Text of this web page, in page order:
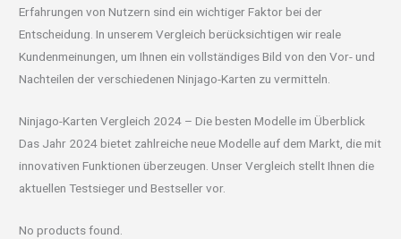
Erfahrungen von Nutzern sind ein wichtiger Faktor bei der
Entscheidung. In unserem Vergleich berücksichtigen wir reale
Kundenmeinungen, um Ihnen ein vollständiges Bild von den Vor- und
Nachteilen der verschiedenen Ninjago-Karten zu vermitteln.
Ninjago-Karten Vergleich 2024 – Die besten Modelle im Überblick
Das Jahr 2024 bietet zahlreiche neue Modelle auf dem Markt, die mit
innovativen Funktionen überzeugen. Unser Vergleich stellt Ihnen die
aktuellen Testsieger und Bestseller vor.
No products found.